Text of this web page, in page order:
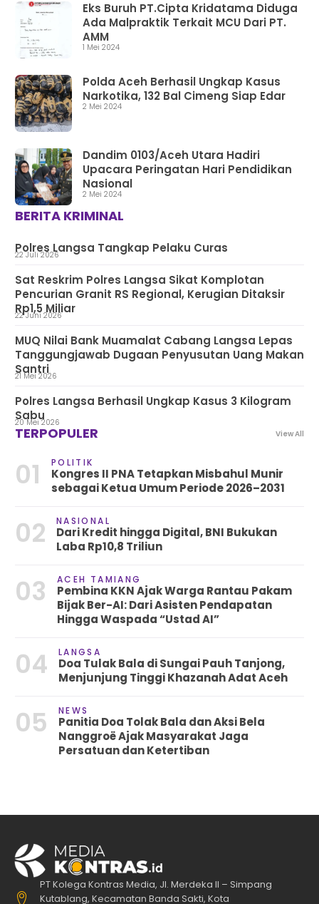
Eks Buruh PT.Cipta Kridatama Diduga
Ada Malpraktik Terkait MCU Dari PT.
AMM
1 Mei 2024
Polda Aceh Berhasil Ungkap Kasus
Narkotika, 132 Bal Cimeng Siap Edar
2 Mei 2024
Dandim 0103/Aceh Utara Hadiri
Upacara Peringatan Hari Pendidikan
Nasional
2 Mei 2024
BERITA KRIMINAL
Polres Langsa Tangkap Pelaku Curas
22 Juli 2026
Sat Reskrim Polres Langsa Sikat Komplotan
Pencurian Granit RS Regional, Kerugian Ditaksir
Rp1,5 Miliar
22 Juni 2026
MUQ Nilai Bank Muamalat Cabang Langsa Lepas
Tanggungjawab Dugaan Penyusutan Uang Makan
Santri
21 Mei 2026
Polres Langsa Berhasil Ungkap Kasus 3 Kilogram
Sabu20 Mei 2026
TERPOPULER View All
01 POLITIK
Kongres II PNA Tetapkan Misbahul Munir
sebagai Ketua Umum Periode 2026–2031
02 NASIONAL
Dari Kredit hingga Digital, BNI Bukukan
Laba Rp10,8 Triliun
03 ACEH TAMIANG
Pembina KKN Ajak Warga Rantau Pakam
Bijak Ber-AI: Dari Asisten Pendapatan
Hingga Waspada “Ustad AI”
04 LANGSA
Doa Tulak Bala di Sungai Pauh Tanjong,
Menjunjung Tinggi Khazanah Adat Aceh
05 NEWS
Panitia Doa Tolak Bala dan Aksi Bela
Nanggroë Ajak Masyarakat Jaga
Persatuan dan Ketertiban
PT Kolega Kontras Media, Jl. Merdeka II – Simpang
Kutablang, Kecamatan Banda Sakti, Kota